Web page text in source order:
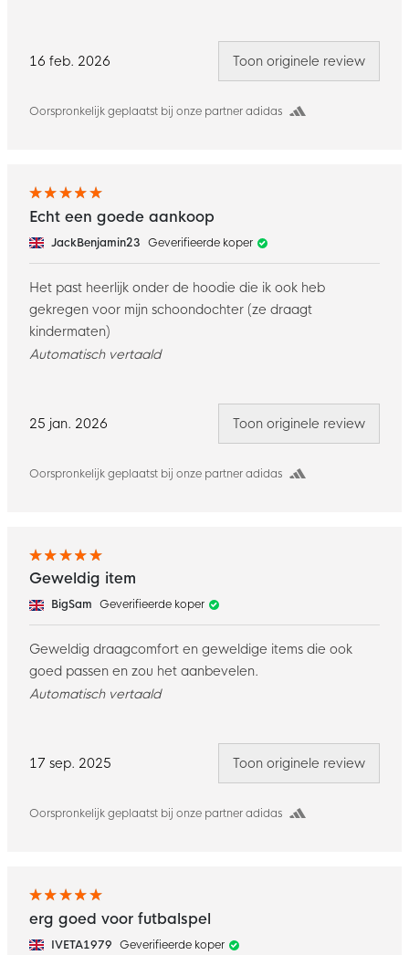
16 feb. 2026
Oorspronkelijk geplaatst bij onze partner adidas
Toon originele review
25 jan. 2026
Oorspronkelijk geplaatst bij onze partner adidas
Echt een goede aankoop
JackBenjamin23 Geverifieerde koper
Het past heerlijk onder de hoodie die ik ook heb
gekregen voor mijn schoondochter (ze draagt
kindermaten)
Automatisch vertaald
Toon originele review
17 sep. 2025
Oorspronkelijk geplaatst bij onze partner adidas
Geweldig item
BigSam Geverifieerde koper
Geweldig draagcomfort en geweldige items die ook
goed passen en zou het aanbevelen.
Automatisch vertaald
Toon originele review
erg goed voor futbalspel
IVETA1979 Geverifieerde koper